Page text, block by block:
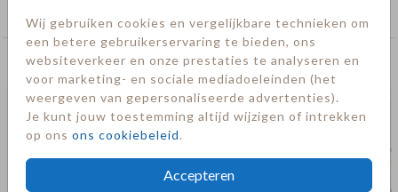
Wij gebruiken cookies en vergelijkbare technieken om
een betere gebruikerservaring te bieden, ons
websiteverkeer en onze prestaties te analyseren en
voor marketing- en sociale mediadoeleinden (het
weergeven van gepersonaliseerde advertenties).
Je kunt jouw toestemming altijd wijzigen of intrekken
op ons ons cookiebeleid.
Accepteren
Deze kaarten vind je misschien ook leuk